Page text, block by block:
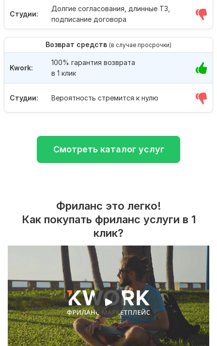
Студии:
Долгие согласования, длинные ТЗ,
подписание договора
Возврат средств (в случае просрочки)
Студии: Вероятность стремится к нулю
Kwork:
100% гарантия возврата
в 1 клик
Смотреть каталог услуг
Фриланс это легко!
Как покупать фриланс услуги в 1
клик?